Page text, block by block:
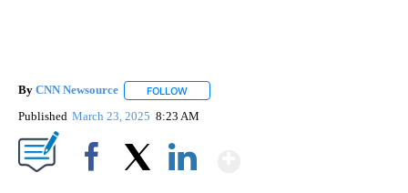
By CNN Newsource FOLLOW
Published March 23, 2025 8:23 AM